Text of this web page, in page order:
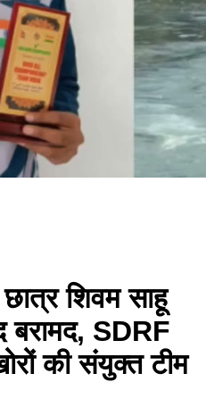
शिवम साहू
बरामद, SDRF
की संयुक्त टीम